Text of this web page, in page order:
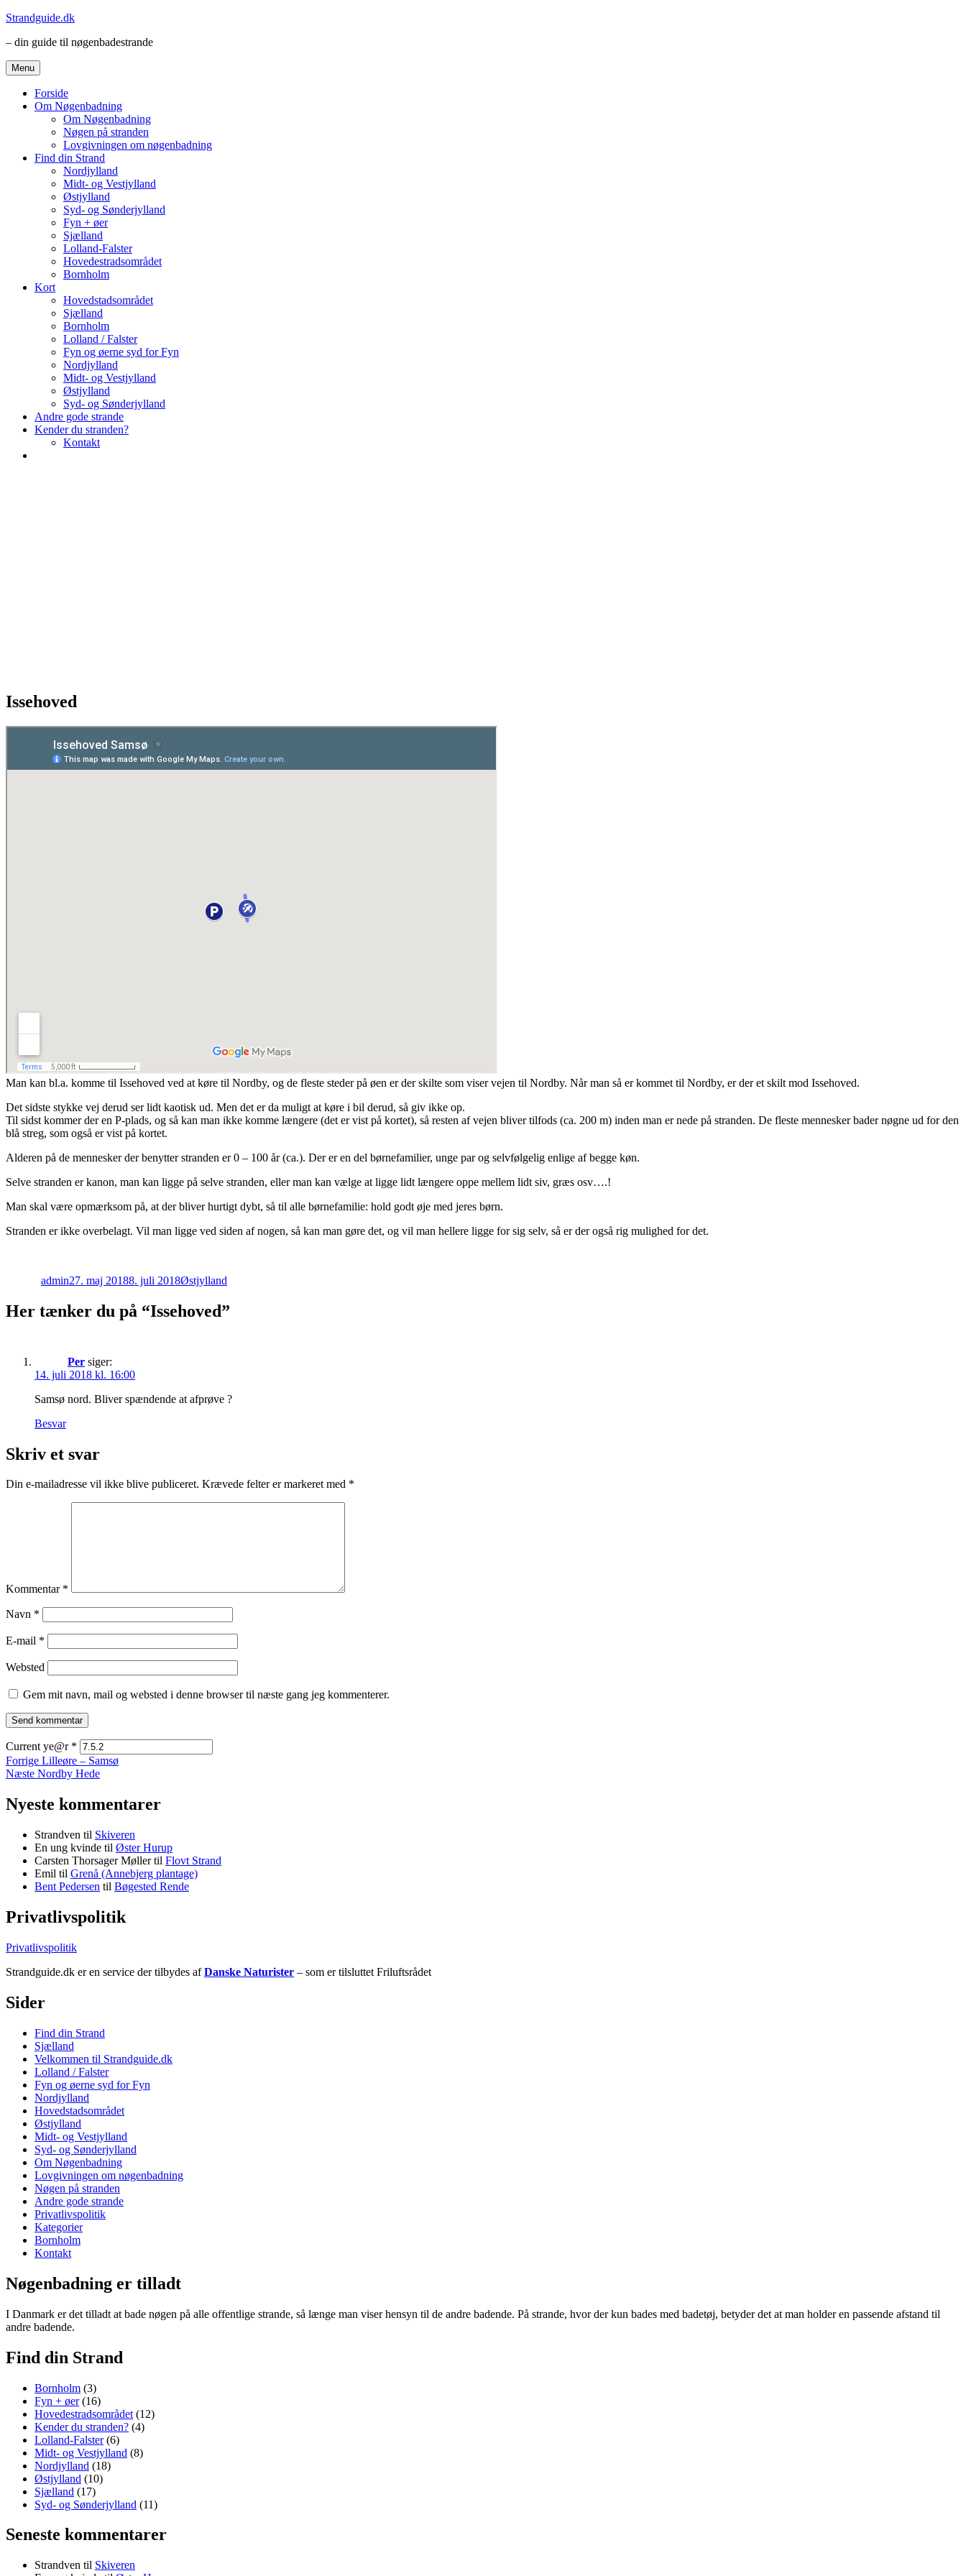
Videre
indhold
Strandguide.dk
– din guide til nøgenbadestrande
Menu
Forside
Om Nøgenbadning
Om Nøgenbadning
Nøgen på stranden
Lovgivningen om nøgenbadning
Find din Strand
Nordjylland
Midt- og Vestjylland
Østjylland
Syd- og Sønderjylland
Fyn + øer
Sjælland
Lolland-Falster
Hovedestradsområdet
Bornholm
Kort
Hovedstadsområdet
Sjælland
Bornholm
Lolland / Falster
Fyn og øerne syd for Fyn
Nordjylland
Midt- og Vestjylland
Østjylland
Syd- og Sønderjylland
Andre gode strande
Kender du stranden?
Kontakt
Issehoved
Man kan bl.a. komme til Issehoved ved at køre til Nordby, og de fleste steder på øen er der skilte som viser vejen til Nordby. Når man så er kommet til Nordby, er der et skilt mod Issehoved.
Det sidste stykke vej derud ser lidt kaotisk ud. Men det er da muligt at køre i bil derud, så giv ikke op.
Til sidst kommer der en P-plads, og så kan man ikke komme længere (det er vist på kortet), så resten af vejen bliver tilfods (ca. 200 m) inden man er nede på stranden. De fleste mennesker bader nøgne ud for den
blå streg, som også er vist på kortet.
Alderen på de mennesker der benytter stranden er 0 – 100 år (ca.). Der er en del børnefamilier, unge par og selvfølgelig enlige af begge køn.
Selve stranden er kanon, man kan ligge på selve stranden, eller man kan vælge at ligge lidt længere oppe mellem lidt siv, græs osv….!
Man skal være opmærksom på, at der bliver hurtigt dybt, så til alle børnefamilie: hold godt øje med jeres børn.
Stranden er ikke overbelagt. Vil man ligge ved siden af nogen, så kan man gøre det, og vil man hellere ligge for sig selv, så er der også rig mulighed for det.
admin27. maj 20188. juli 2018Østjylland
Her tænker du på “Issehoved”
Per siger:
14. juli 2018 kl. 16:00
Samsø nord. Bliver spændende at afprøve ?
Besvar
Skriv et svar
Din e-mailadresse vil ikke blive publiceret. Krævede felter er markeret med *
Kommentar *
Navn *
E-mail *
Websted
Gem mit navn, mail og websted i denne browser til næste gang jeg kommenterer.
Current ye@r *
Indlægsnavigation
Forrige Forrige
indlæg:
Lilleøre – Samsø
Næste Næste
Nordby Hede
Nyeste kommentarer
Strandven til Skiveren
En ung kvinde til Øster Hurup
Carsten Thorsager Møllertil Flovt Strand
Emil til Grenå (Annebjerg plantage)
Bent Pedersen til Bøgested Rende
Privatlivspolitik
Privatlivspolitik
Strandguide.dk er en service der tilbydes afDanske Naturister – som er tilsluttet Friluftsrådet
Sider
Find din Strand
Sjælland
Velkommen til Strandguide.dk
Lolland / Falster
Fyn og øerne syd for Fyn
Nordjylland
Hovedstadsområdet
Østjylland
Midt- og Vestjylland
Syd- og Sønderjylland
Om Nøgenbadning
Lovgivningen om nøgenbadning
Nøgen på stranden
Andre gode strande
Privatlivspolitik
Kategorier
Bornholm
Kontakt
Nøgenbadning er tilladt
I Danmark er det tilladt at bade nøgen på alle offentlige strande, så længe man viser hensyn til de andre badende. På strande, hvor der kun bades med badetøj, betyder det at man holder en passende afstand til
andre badende.
Find din Strand
Bornholm (3)
Fyn + øer(16)
Hovedestradsområdet (12)
Kender du stranden? (4)
Lolland-Falster(6)
Midt- og Vestjylland (8)
Nordjylland (18)
Østjylland (10)
Sjælland (17)
Syd- og Sønderjylland (11)
Seneste kommentarer
Strandven til Skiveren